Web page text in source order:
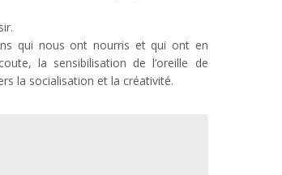
qui nous ont nourris et qui ont en
la sensibilisation de l’oreille de
la socialisation et la créativité.